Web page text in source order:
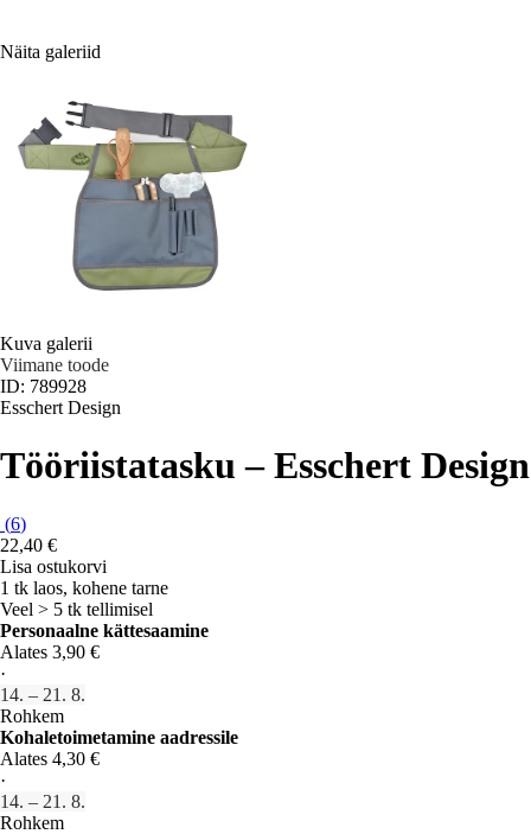
Näita galeriid
Kuva galerii
Viimane toode
ID: 789928
Esschert Design
Tööriistatasku – Esschert Design
(6)
22,40 €
Lisa ostukorvi
1 tk laos, kohene tarne
Veel > 5 tk tellimisel
Personaalne kättesaamine
Alates 3,90 €
·
14. – 21. 8.
Rohkem
Kohaletoimetamine aadressile
Alates 4,30 €
·
14. – 21. 8.
Rohkem